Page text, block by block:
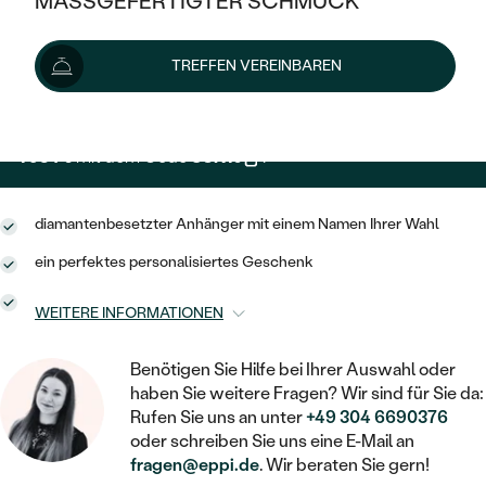
KLASSISCH
MEMOIRE
V-FORM
GEHÄMMERTE
VON HAND GRAVIERTE
MIT MEHREREN DIAMANTEN
HALO
VINTAGE
GESTALTE EINEN RING
WÄHLE EINEN RING
DIAMANTEN ZUM EINFASSEN
AUSVERKAUF
WENN SCHMUCK HILFT
NACH TYP
RINGE
ANHÄNGER / KETTEN
ARMBÄNDER
SCHMUCKSET
HERRENSCHMUCK
PLATIN
OHRSTECKER
SOLITÄR
HERZ
GOLD
SILBER
SOLITÄR
ZUR GEBURT EINES KINDES
PERSONALISIERT
MIT STERNZEICHEN
MINIMALISTISCH
AUSVERKAUF
GOLD
SILBER
PLATIN
MEMOIRE
MINIMALISTISCHE
TREFFEN VEREINBAREN
2 149 €
Wir liefern den Schmuck innerhalb von 3 - 4 Wochen.
Lieferoptionen
1 934 €mit dem CodeSUN10 .
diamantenbesetzter Anhänger mit einem Namen Ihrer Wahl
ein perfektes personalisiertes Geschenk
WEITERE INFORMATIONEN
Benötigen Sie Hilfe bei Ihrer Auswahl oder
haben Sie weitere Fragen? Wir sind für Sie da:
Rufen Sie uns an unter+49 304 6690376
oder schreiben Sie uns eine E-Mail an
fragen@eppi.de. Wir beraten Sie gern!